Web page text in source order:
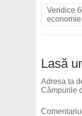
Veridice
Lasă
Adresa ta
Câmpurile
Comentariu